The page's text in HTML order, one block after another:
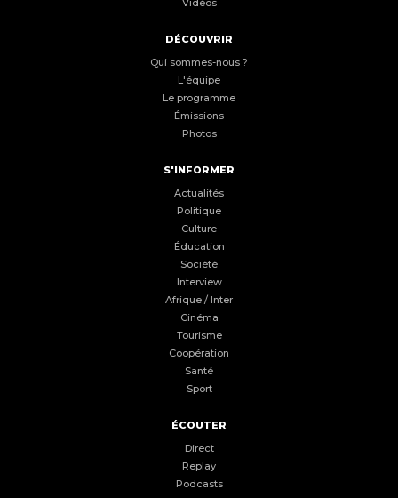
Vidéos
DÉCOUVRIR
Qui sommes-nous ?
L'équipe
Le programme
Émissions
Photos
S'INFORMER
Actualités
Politique
Culture
Éducation
Société
Interview
Afrique / Inter
Cinéma
Tourisme
Coopération
Santé
Sport
ÉCOUTER
Direct
Replay
Podcasts